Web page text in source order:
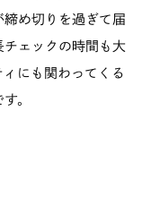
め切りを過ぎて届
チェックの時間も大
にも関わってくる
。